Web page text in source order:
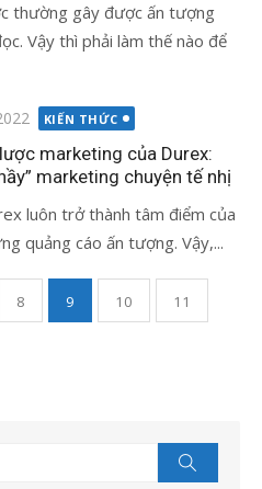
thường gây được ấn tượng
Vậy thì phải làm thế nào để
KIẾN THỨC
marketing của Durex:
marketing chuyện tế nhị
luôn trở thành tâm điểm của
quảng cáo ấn tượng. Vậy,...
8 9 10 11
kiếm